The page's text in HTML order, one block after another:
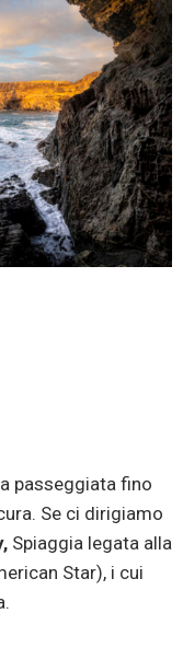
passeggiata fino
Se ci dirigiamo
Spiaggia legata alla
Star), i cui